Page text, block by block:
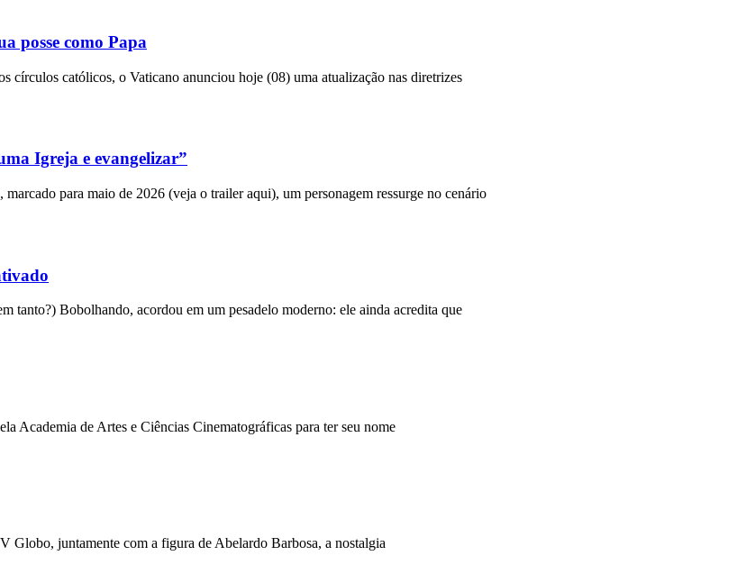
posse como Papa
círculos católicos, o Vaticano anunciou hoje (08) uma atualização nas diretrizes
Igreja e evangelizar”
para maio de 2026 (veja o trailer aqui), um personagem ressurge no cenário
Bobolhando, acordou em um pesadelo moderno: ele ainda acredita que
Academia de Artes e Ciências Cinematográficas para ter seu nome
Globo, juntamente com a figura de Abelardo Barbosa, a nostalgia